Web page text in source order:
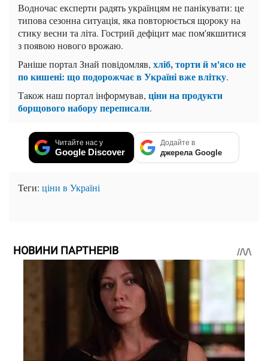
Водночас експерти радять українцям не панікувати: це
типова сезонна ситуація, яка повторюється щороку на
стику весни та літа. Гострий дефіцит має пом'якшитися
з появою нового врожаю.
Раніше портал Знай повідомляв, хліб, торти й м'ясо не
по кишені: що подорожчає в Україні вже влітку.
Також наш портал інформував, ціни на продукти
борщового набору переписали.
Читайте нас у
Google Discover
Додайте в
джерела Google
Теги: ціни в Україні
НОВИНИ ПАРТНЕРІВ